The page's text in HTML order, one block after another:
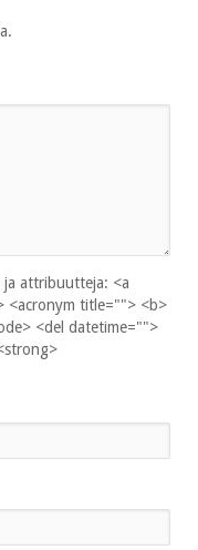
ja attribuutteja: <a
title=""> <b>
<del datetime="">